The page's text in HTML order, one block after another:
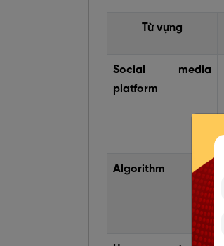
Từ vựng
Social media
platform
Algorithm